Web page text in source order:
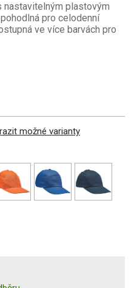
nastavitelným plastovým
pro celodenní
ve více barvách pro
možné varianty